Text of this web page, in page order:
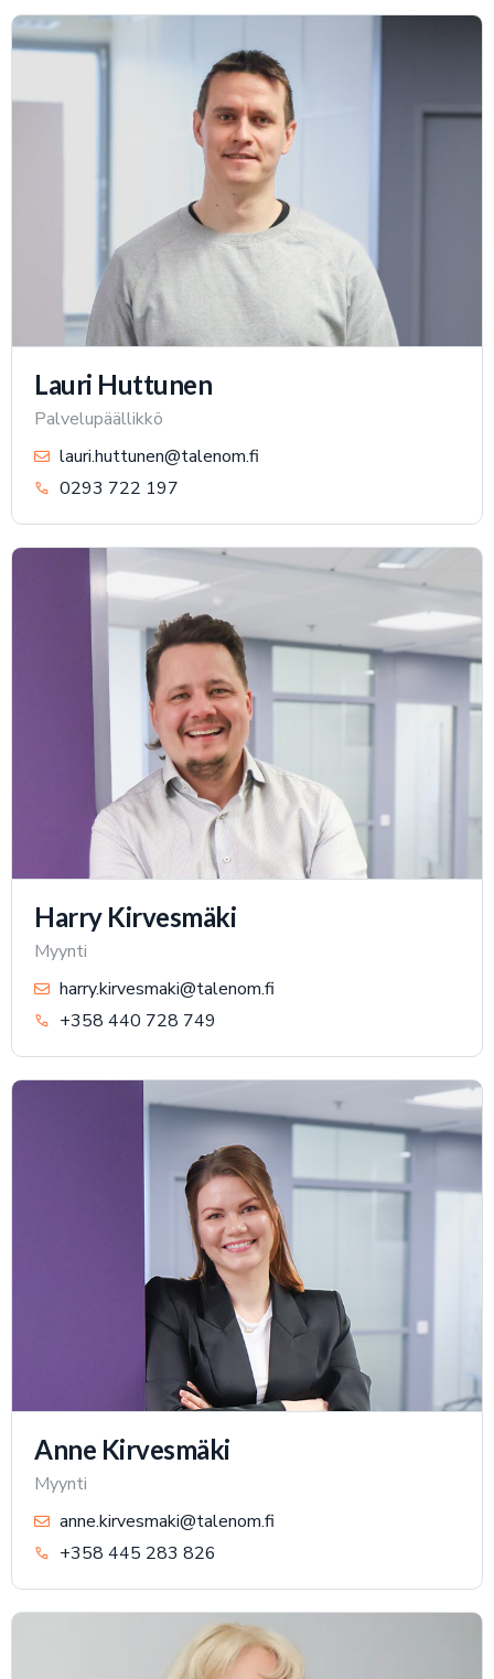
Lauri Huttunen
Palvelupäällikkö
lauri.huttunen@talenom.fi
0293 722 197
Harry Kirvesmäki
Myynti
harry.kirvesmaki@talenom.fi
+358 440 728 749
Anne Kirvesmäki
Myynti
anne.kirvesmaki@talenom.fi
+358 445 283 826